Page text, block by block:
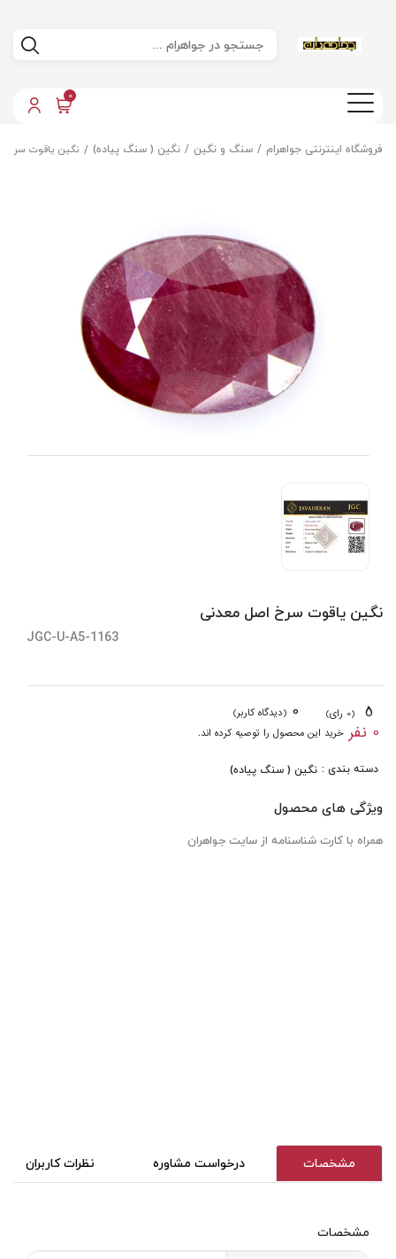
0
فروشگاه اینترنتی جواهرام سنگ و نگین نگین ( سنگ پیاده) نگین یاقوت سرخ
نگین یاقوت سرخ اصل معدنی
JGC-U-A5-1163
(0 رای) 0 (دیدگاه کاربر)
0 نفر خرید این محصول را توصیه کرده اند.
دسته بندی : نگین ( سنگ پیاده)
ویژگی های محصول
همراه با کارت شناسنامه از سایت جواهران
مشخصات درخواست مشاوره نظرات کاربران
مشخصات